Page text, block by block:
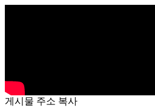
게시물 주소 복사